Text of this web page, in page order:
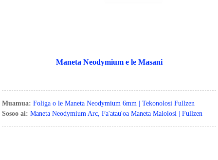
Maneta Neodymium e le Masani
Muamua: Foliga o le Maneta Neodymium 6mm | Tekonolosi Fullzen
Sosoo ai: Maneta Neodymium Arc, Fa'atau'oa Maneta Malolosi | Fullzen